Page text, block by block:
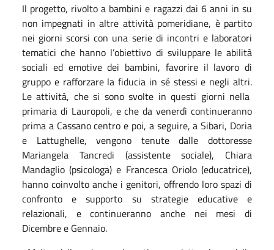
Il progetto, rivolto a bambini e ragazzi dai 6 anni in su
non impegnati in altre attività pomeridiane, è partito
nei giorni scorsi con una serie di incontri e laboratori
tematici che hanno l’obiettivo di sviluppare le abilità
sociali ed emotive dei bambini, favorire il lavoro di
gruppo e rafforzare la fiducia in sé stessi e negli altri.
Le attività, che si sono svolte in questi giorni nella
primaria di Lauropoli, e che da venerdì continueranno
prima a Cassano centro e poi, a seguire, a Sibari, Doria
e Lattughelle, vengono tenute dalle dottoresse
Mariangela Tancredi (assistente sociale), Chiara
Mandaglio (psicologa) e Francesca Oriolo (educatrice),
hanno coinvolto anche i genitori, offrendo loro spazi di
confronto e supporto su strategie educative e
relazionali, e continueranno anche nei mesi di
Dicembre e Gennaio.